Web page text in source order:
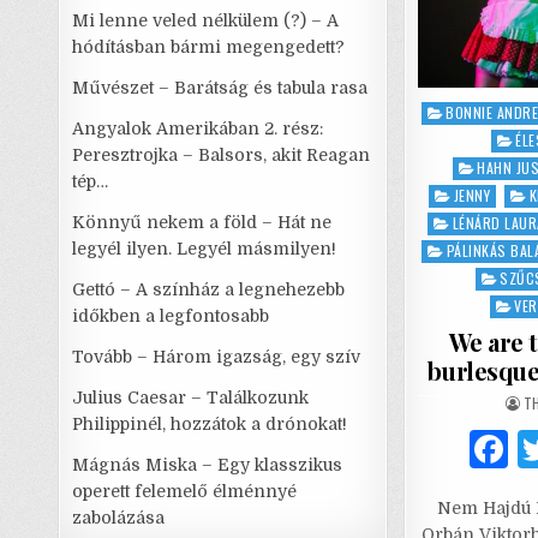
Posted
BONNIE
HAHN
JENNY
LÉNÁRD
PÁLINKÁS
We are
c
Nem Hajdú
Mi lenne veled nélkülem (?) – A
hódításban bármi megengedett?
Művészet – Barátság és tabula rasa
Angyalok Amerikában 2. rész:
Peresztrojka – Balsors, akit Reagan
tép…
Könnyű nekem a föld – Hát ne
legyél ilyen. Legyél másmilyen!
Gettó – A színház a legnehezebb
időkben a legfontosabb
Tovább – Három igazság, egy szív
Julius Caesar – Találkozunk
Philippinél, hozzátok a drónokat!
Mágnás Miska – Egy klasszikus
operett felemelő élménnyé
zabolázása